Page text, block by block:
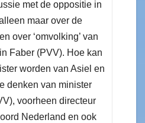
met de oppositie in
maar over de
over ‘omvolking’ van
Faber (PVV). Hoe kan
worden van Asiel en
denken van minister
voorheen directeur
Nederland en ook